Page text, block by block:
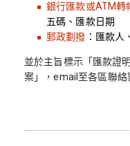
銀行匯款或ATM轉
五碼、匯款日期
郵政劃撥 ：匯款人
並於主旨標示「匯款證
案」，email至各區聯絡